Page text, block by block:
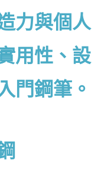
力與個人
用性、設
門鋼筆。